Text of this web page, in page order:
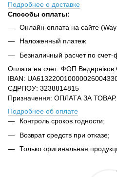
Подробнее о доставке
Способы оплаты:
Онлайн-оплата на сайте
Наложенный платеж
Безналичный расчет по счет-
Оплата на счет: ФОП Ведерніков
IBAN:
ЄДРПОУ: 3238814815
Призначення: ОПЛАТА ЗА ТОВАР.
Подробнее об оплате
Контроль сроков годности;
Возврат средств при отказе;
Только оригинальная